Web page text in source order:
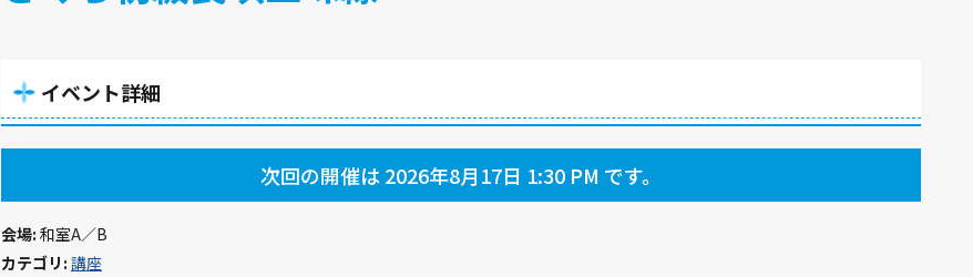
イベント詳細
次回の開催は 2026年8月17日 1:30 PM です。
会場: 和室A／B
カテゴリ: 講座